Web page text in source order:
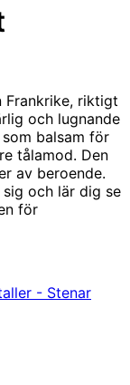
Frankrike, riktigt
och lugnande
balsam för
tålamod. Den
av beroende.
sig och lär dig se
för
- Stenar